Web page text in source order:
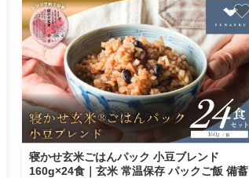
寝かせ玄米ごはんパック 小豆ブレンド
160g×24食｜玄米 常温保存 パックご飯 備蓄